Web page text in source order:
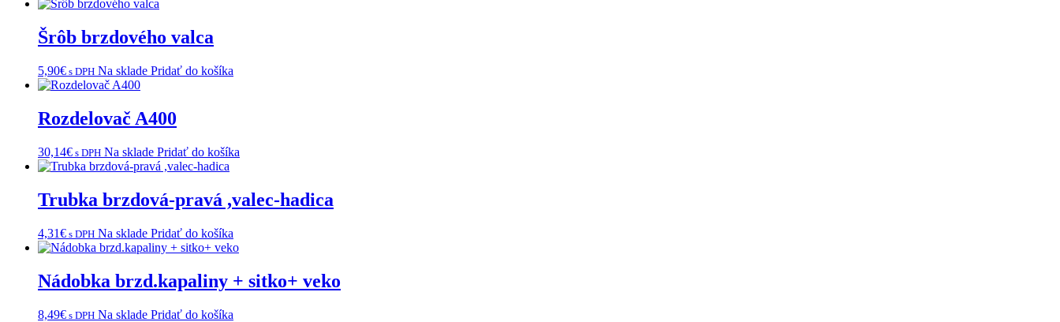
Šrôb brzdového valca
5,90€ s DPH Na sklade Pridať do košíka
Rozdelovač A400
30,14€ s DPH Na sklade Pridať do košíka
Trubka brzdová-pravá ,valec-hadica
4,31€ s DPH Na sklade Pridať do košíka
Nádobka brzd.kapaliny + sitko+ veko
8,49€ s DPH Na sklade Pridať do košíka